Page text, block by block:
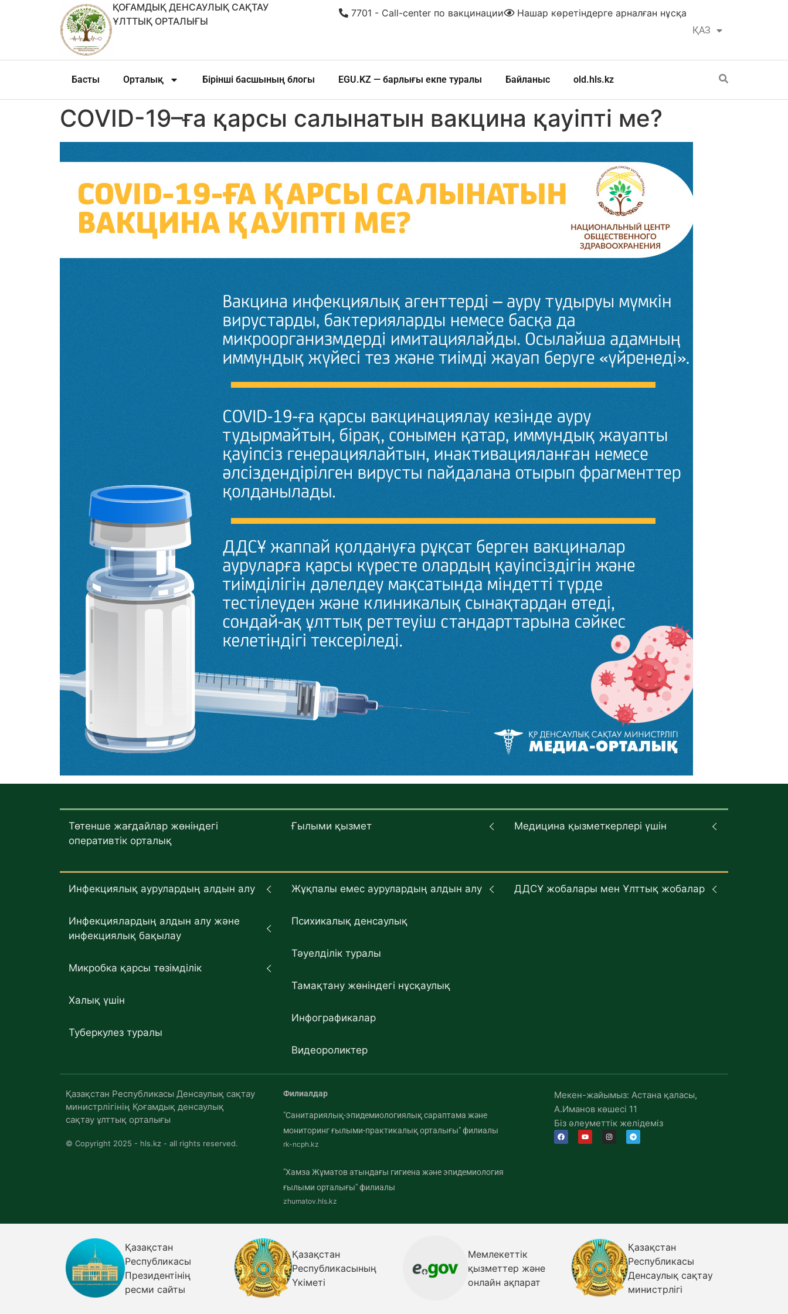
ҚОҒАМДЫҚ ДЕНСАУЛЫҚ САҚТАУ
ҰЛТТЫҚ ОРТАЛЫҒЫ
ҚАЗ
РУС
Нашар көретіндерге арналған нұсқа
7701 - Call-center по вакцинации
Басты Орталық Бірінші басшының блогы EGU.KZ — барлығы екпе туралы Байланыс old.hls.kz
COVID-19–ға қарсы салынатын вакцина қауіпті ме?
Төтенше жағдайлар жөніндегі
оперативтік орталық
Ғылыми қызмет Медицина қызметкерлері үшін
Инфекциялық аурулардың алдын алу
Инфекциялардың алдын алу және
инфекциялық бақылау
Микробка қарсы төзімділік
Халық үшін
Туберкулез туралы
Жұқпалы емес аурулардың алдын алу
Психикалық денсаулық
Тәуелділік туралы
Тамақтану жөніндегі нұсқаулық
Инфографикалар
Видеороликтер
ДДСҰ жобалары мен Ұлттық жобалар
Қазақстан Республикасы Денсаулық сақтау
министрлігінің Қоғамдық денсаулық
сақтау ұлттық орталығы
© Copyright 2025 - hls.kz - all rights reserved.
Филиалдар
"Санитариялық-эпидемиологиялық сараптама және
мониторинг ғылыми-практикалық орталығы" филиалы
rk-ncph.kz
"Хамза Жұматов атындағы гигиена және эпидемиология
ғылыми орталығы" филиалы
zhumatov.hls.kz
Мекен-жайымыз: Астана қаласы,
А.Иманов көшесі 11
Біз әлеуметтік желідеміз
Қазақстан
Республикасының
Үкіметі
Мемлекеттік
қызметтер және
онлайн ақпарат
Республикасы
Денсаулық сақтау
министрлігі
ҚР ДСМ
Санитариялық-
эпидемиологиялық
бақылау комитеті